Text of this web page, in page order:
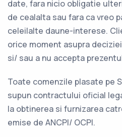
date, fara nicio obligatie
de cealalta sau fara ca vreo
celeilalte daune-interese.
orice moment asupra
si/ sau a nu accepta
Toate comenzile plasate pe
supun contractului oficial
la obtinerea si furnizarea
emise de ANCPI/ OCPI.